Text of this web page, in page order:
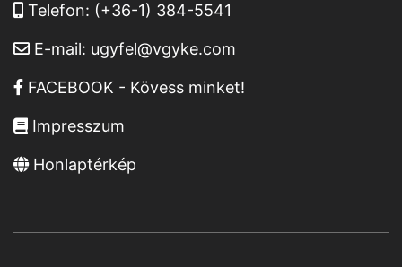
Telefon: (+36-1) 384-5541
E-mail: ugyfel@vgyke.com
FACEBOOK - Kövess minket!
Impresszum
Honlaptérkép